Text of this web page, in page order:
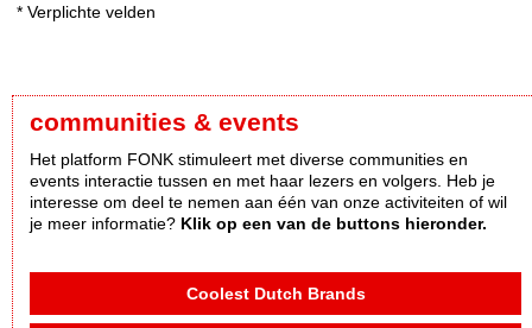
* Verplichte velden
communities & events
Het platform FONK stimuleert met diverse communities en
events interactie tussen en met haar lezers en volgers. Heb je
interesse om deel te nemen aan één van onze activiteiten of wil
je meer informatie? Klik op een van de buttons hieronder.
Coolest Dutch Brands